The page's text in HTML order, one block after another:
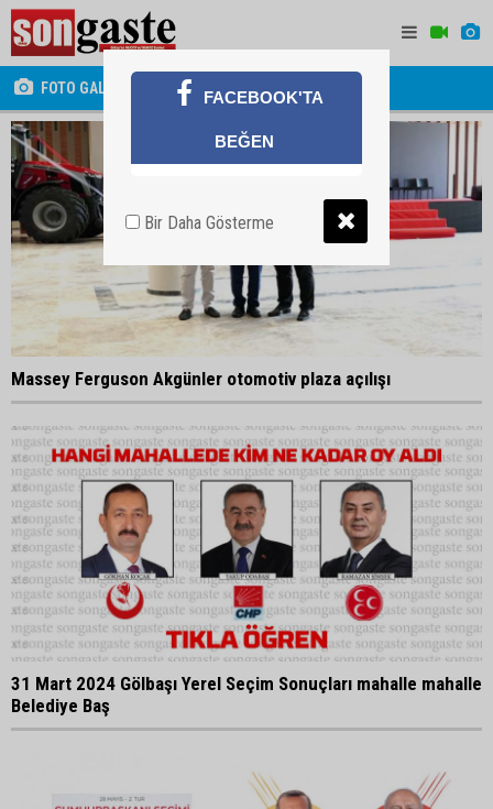
FOTO GALERİ
Massey Ferguson Akgünler otomotiv plaza açılışı
31 Mart 2024 Gölbaşı Yerel Seçim Sonuçları mahalle mahalle
Belediye Baş
FACEBOOK'TA
BEĞEN
Bir Daha Gösterme